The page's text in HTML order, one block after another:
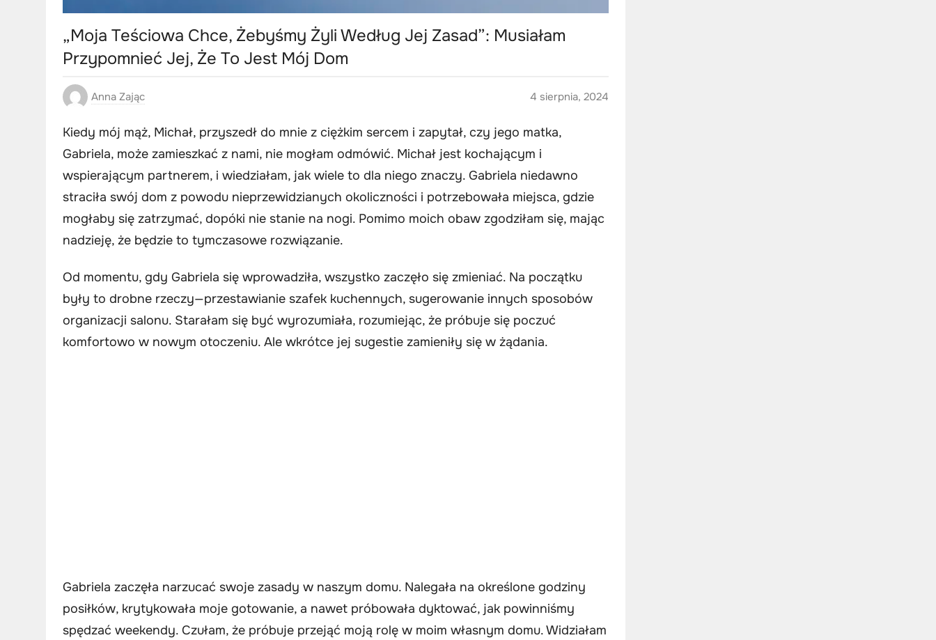
„Moja Teściowa Chce, Żebyśmy Żyli Według Jej Zasad”: Musiałam
Przypomnieć Jej, Że To Jest Mój Dom
Anna Zając 4 sierpnia, 2024
Kiedy mój mąż, Michał, przyszedł do mnie z ciężkim sercem i zapytał, czy jego matka,
Gabriela, może zamieszkać z nami, nie mogłam odmówić. Michał jest kochającym i
wspierającym partnerem, i wiedziałam, jak wiele to dla niego znaczy. Gabriela niedawno
straciła swój dom z powodu nieprzewidzianych okoliczności i potrzebowała miejsca, gdzie
mogłaby się zatrzymać, dopóki nie stanie na nogi. Pomimo moich obaw zgodziłam się, mając
nadzieję, że będzie to tymczasowe rozwiązanie.
Od momentu, gdy Gabriela się wprowadziła, wszystko zaczęło się zmieniać. Na początku
były to drobne rzeczy—przestawianie szafek kuchennych, sugerowanie innych sposobów
organizacji salonu. Starałam się być wyrozumiała, rozumiejąc, że próbuje się poczuć
komfortowo w nowym otoczeniu. Ale wkrótce jej sugestie zamieniły się w żądania.
Gabriela zaczęła narzucać swoje zasady w naszym domu. Nalegała na określone godziny
posiłków, krytykowała moje gotowanie, a nawet próbowała dyktować, jak powinniśmy
spędzać weekendy. Czułam, że próbuje przejąć moją rolę w moim własnym domu. Widziałam